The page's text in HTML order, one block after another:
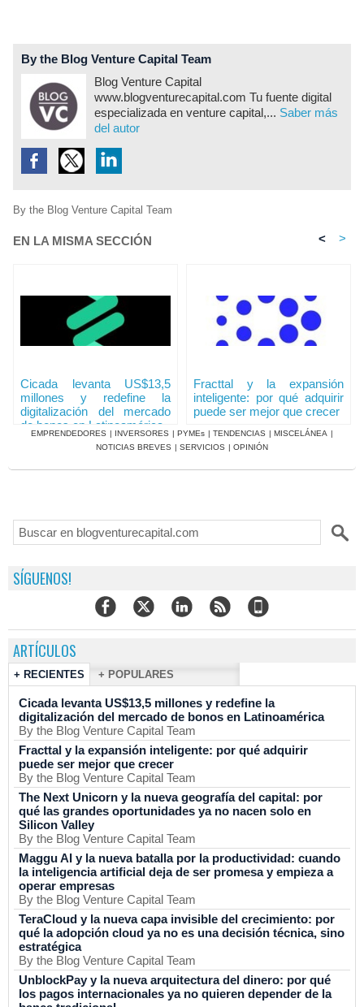
By the Blog Venture Capital Team
Blog Venture Capital
www.blogventurecapital.com Tu fuente digital
especializada en venture capital,... Saber más
del autor
By the Blog Venture Capital Team
EN LA MISMA SECCIÓN < >
Cicada levanta US$13,5
millones y redefine la
digitalización del mercado
de bonos en Latinoamérica
Fracttal y la expansión
inteligente: por qué adquirir
puede ser mejor que crecer
EMPRENDEDORES | INVERSORES | PYMEs | TENDENCIAS | MISCELÁNEA |
NOTICIAS BREVES | SERVICIOS | OPINIÓN
SÍGUENOS!
ARTÍCULOS
+ RECIENTES + POPULARES
Cicada levanta US$13,5 millones y redefine la
digitalización del mercado de bonos en Latinoamérica
By the Blog Venture Capital Team
Fracttal y la expansión inteligente: por qué adquirir
puede ser mejor que crecer
By the Blog Venture Capital Team
The Next Unicorn y la nueva geografía del capital: por
qué las grandes oportunidades ya no nacen solo en
Silicon Valley
By the Blog Venture Capital Team
Maggu AI y la nueva batalla por la productividad: cuando
la inteligencia artificial deja de ser promesa y empieza a
operar empresas
By the Blog Venture Capital Team
TeraCloud y la nueva capa invisible del crecimiento: por
qué la adopción cloud ya no es una decisión técnica, sino
estratégica
By the Blog Venture Capital Team
UnblockPay y la nueva arquitectura del dinero: por qué
los pagos internacionales ya no quieren depender de la